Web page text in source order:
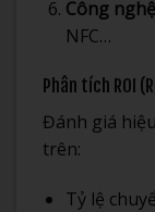
Công
NFC…
Phân tích ROI
Đánh giá
trên:
Tỷ lệ